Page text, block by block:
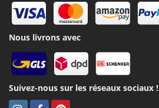
Nous livrons avec
Suivez-nous sur les réseaux sociaux !